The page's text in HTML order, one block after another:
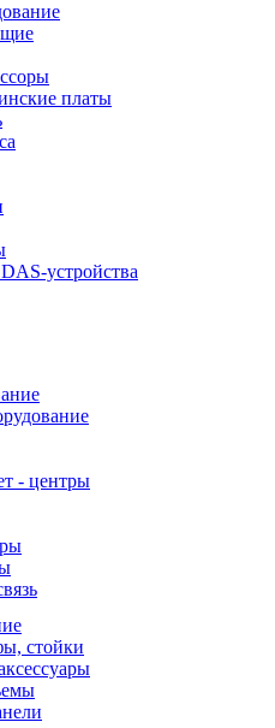
платы
устройства
- центры
стойки